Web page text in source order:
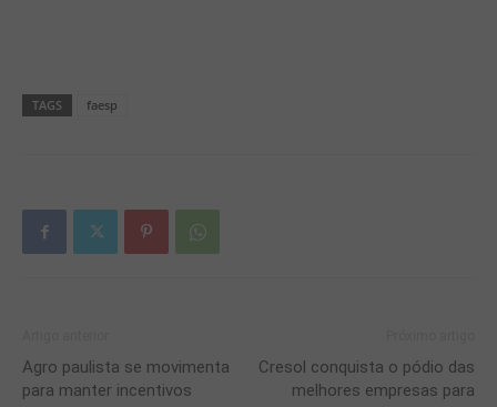
TAGS faesp
Agro paulista se movimenta
para manter incentivos
Cresol conquista o pódio das
melhores empresas para